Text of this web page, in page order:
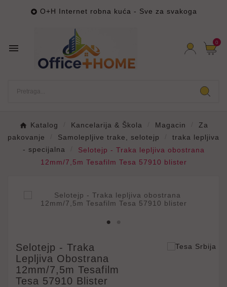
 O+H Internet robna kuća - Sve za svakoga
 0
Katalog Kancelarija & Škola Magacin
Za
pakovanje
Samolepljive trake, selotejp
traka lepljiva
- specijalna
Selotejp - Traka lepljiva obostrana
12mm/7,5m Tesafilm Tesa 57910 blister
Selotejp - Traka
Lepljiva Obostrana
12mm/7,5m Tesafilm
Tesa 57910 Blister